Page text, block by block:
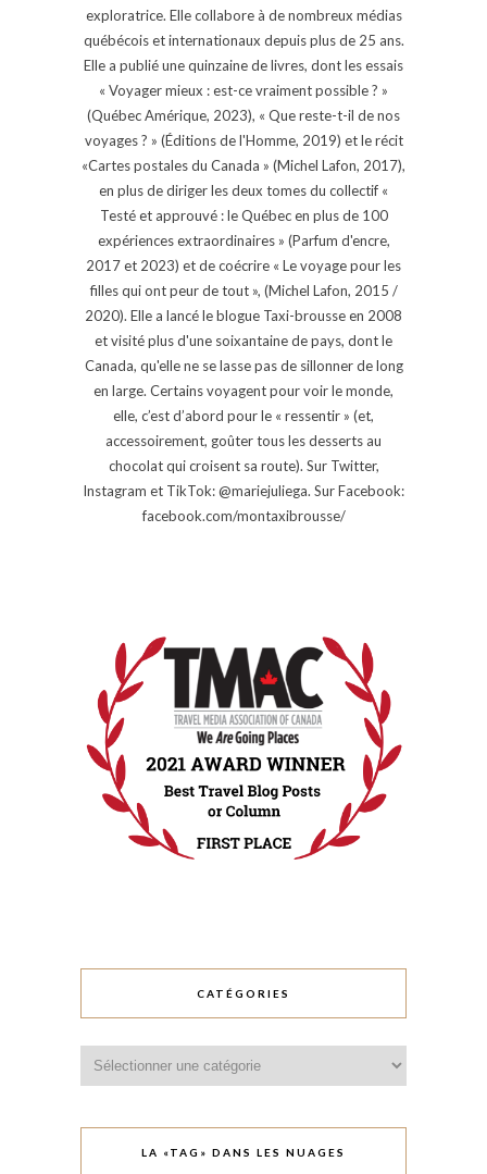
exploratrice. Elle collabore à de nombreux médias
québécois et internationaux depuis plus de 25 ans.
Elle a publié une quinzaine de livres, dont les essais
« Voyager mieux : est-ce vraiment possible ? »
(Québec Amérique, 2023), « Que reste-t-il de nos
voyages ? » (Éditions de l'Homme, 2019) et le récit
«Cartes postales du Canada » (Michel Lafon, 2017),
en plus de diriger les deux tomes du collectif «
Testé et approuvé : le Québec en plus de 100
expériences extraordinaires » (Parfum d'encre,
2017 et 2023) et de coécrire « Le voyage pour les
filles qui ont peur de tout », (Michel Lafon, 2015 /
2020). Elle a lancé le blogue Taxi-brousse en 2008
et visité plus d'une soixantaine de pays, dont le
Canada, qu'elle ne se lasse pas de sillonner de long
en large. Certains voyagent pour voir le monde,
elle, c’est d’abord pour le « ressentir » (et,
accessoirement, goûter tous les desserts au
chocolat qui croisent sa route). Sur Twitter,
Instagram et TikTok: @mariejuliega. Sur Facebook:
facebook.com/montaxibrousse/
CATÉGORIES
LA «TAG» DANS LES NUAGES